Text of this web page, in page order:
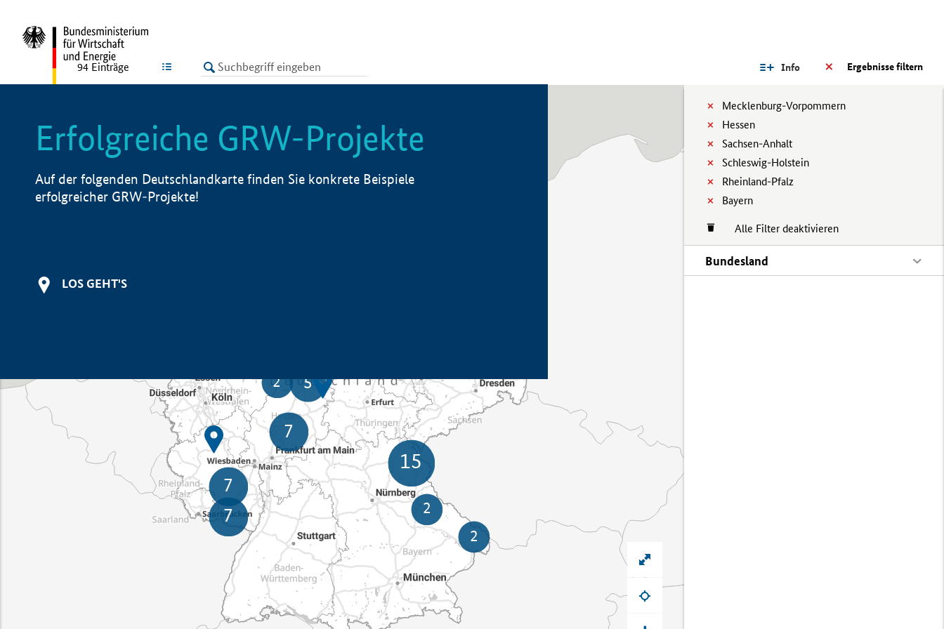
LISTE Ergebnisse filtern
Info
Mecklenburg-Vorpommern
Hessen
Sachsen-Anhalt
Schleswig-Holstein
Rheinland-Pfalz
Bayern
Alle Filter deaktivieren
Bundesland
94 Einträge
Erfolgreiche GRW-Projekte
Auf der folgenden Deutschlandkarte finden Sie konkrete Beispiele
erfolgreicher GRW-Projekte!
LOS GEHT'S